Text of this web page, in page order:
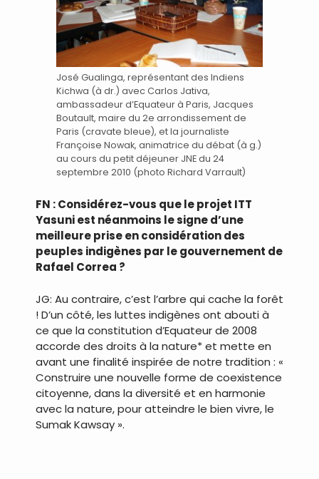
José Gualinga, représentant des Indiens
Kichwa (à dr.) avec Carlos Jativa,
ambassadeur d’Equateur à Paris, Jacques
Boutault, maire du 2e arrondissement de
Paris (cravate bleue), et la journaliste
Françoise Nowak, animatrice du débat (à g.)
au cours du petit déjeuner JNE du 24
septembre 2010 (photo Richard Varrault)
FN : Considérez-vous que le projet ITT
Yasuni est néanmoins le signe d’une
meilleure prise en considération des
peuples indigènes par le gouvernement de
Rafael Correa ?
JG: Au contraire, c’est l’arbre qui cache la forêt
! D’un côté, les luttes indigènes ont abouti à
ce que la constitution d’Equateur de 2008
accorde des droits à la nature* et mette en
avant une finalité inspirée de notre tradition : «
Construire une nouvelle forme de coexistence
citoyenne, dans la diversité et en harmonie
avec la nature, pour atteindre le bien vivre, le
Sumak Kawsay ».